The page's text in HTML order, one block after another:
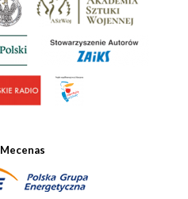
Mecenas